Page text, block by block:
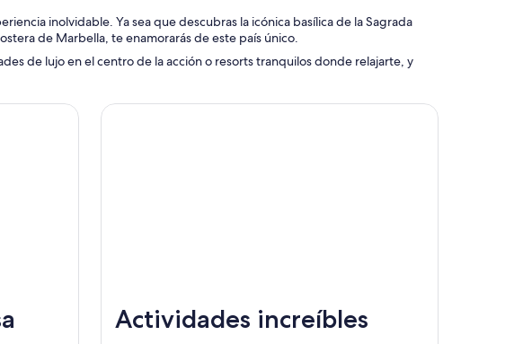
inolvidable. Ya sea que descubras la icónica basílica de la Sagrada
de Marbella, te enamorarás de este país único.
de lujo en el centro de la acción o resorts tranquilos donde relajarte, y
Actividades increíbles